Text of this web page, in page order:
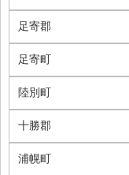
足寄郡
足寄町
陸別町
十勝郡
浦幌町